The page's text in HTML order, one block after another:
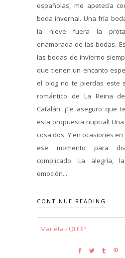
españolas, me apetecía
boda invernal. Una fría
la nieve fuera la
enamorada de las bodas.
las bodas de invierno
que tienen un encanto
el blog no te pierdas este
romántico de La Reina
Catalán. ¡Te aseguro que
esta propuesta nupcial!
cosa dos. Y en ocasiones
ese momento para
complicado. La alegría,
emoción...
CONTINUE READING
Marieta - QUBP